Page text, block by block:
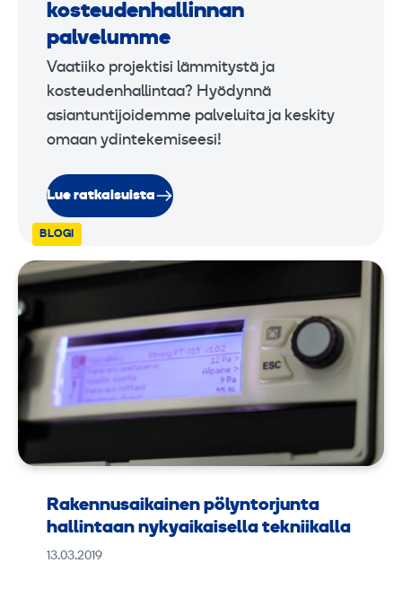
kosteudenhallinnan
palvelumme
Vaatiiko projektisi lämmitystä ja
kosteudenhallintaa? Hyödynnä
asiantuntijoidemme palveluita ja keskity
omaan ydintekemiseesi!
Lue ratkaisuista
Rakennusaikainen pölyntorjunta
hallintaan nykyaikaisella tekniikalla
13.03.2019
BLOGI